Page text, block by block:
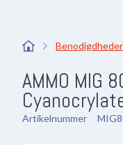
AMMO MIG
Artikelnummer